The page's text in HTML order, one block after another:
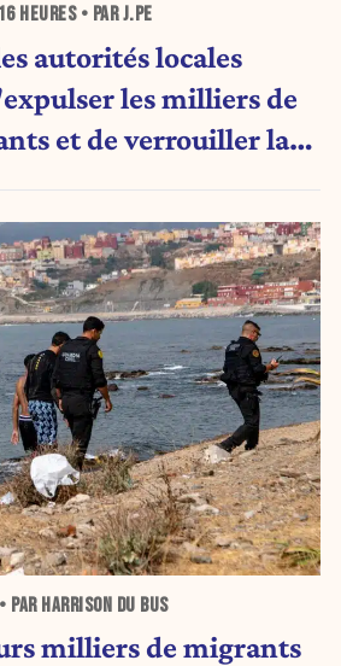
16 HEURES• PAR J.PE
autorités locales
les milliers de
et de verrouiller la
PAR HARRISON DU BUS
milliers de migrants